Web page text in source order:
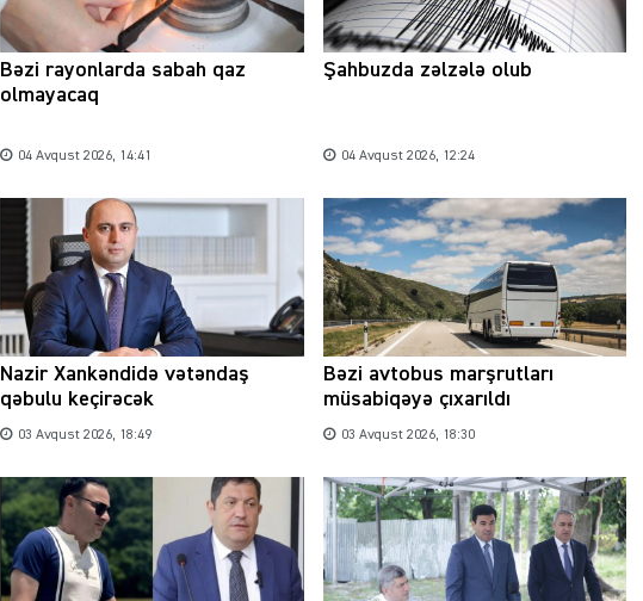
Bəzi rayonlarda sabah qaz
olmayacaq
04 Avqust 2026, 14:41
Şahbuzda zəlzələ olub
04 Avqust 2026, 12:24
Nazir Xankəndidə vətəndaş
qəbulu keçirəcək
03 Avqust 2026, 18:49
Bəzi avtobus marşrutları
müsabiqəyə çıxarıldı
03 Avqust 2026, 18:30
Şəhərsalma ili və qanunsuz tikintilər:
nəzarət mexanizmi haradadır?
01 İyun 2026, 11:28